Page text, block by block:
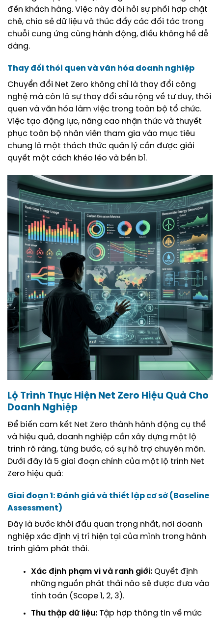
đến khách hàng. Việc này đòi hỏi sự phối hợp chặt
chẽ, chia sẻ dữ liệu và thúc đẩy các đối tác trong
chuỗi cung ứng cùng hành động, điều không hề dễ
dàng.
Thay đổi thói quen và văn hóa doanh nghiệp
Chuyển đổi Net Zero không chỉ là thay đổi công
nghệ mà còn là sự thay đổi sâu rộng về tư duy, thói
quen và văn hóa làm việc trong toàn bộ tổ chức.
Việc tạo động lực, nâng cao nhận thức và thuyết
phục toàn bộ nhân viên tham gia vào mục tiêu
chung là một thách thức quản lý cần được giải
quyết một cách khéo léo và bền bỉ.
Lộ Trình Thực Hiện Net Zero Hiệu Quả Cho
Doanh Nghiệp
Để biến cam kết Net Zero thành hành động cụ thể
và hiệu quả, doanh nghiệp cần xây dựng một lộ
trình rõ ràng, từng bước, có sự hỗ trợ chuyên môn.
Dưới đây là 5 giai đoạn chính của một lộ trình Net
Zero hiệu quả:
Giai đoạn 1: Đánh giá và thiết lập cơ sở (Baseline
Assessment)
Đây là bước khởi đầu quan trọng nhất, nơi doanh
nghiệp xác định vị trí hiện tại của mình trong hành
trình giảm phát thải.
Xác định phạm vi và ranh giới: Quyết định
những nguồn phát thải nào sẽ được đưa vào
tính toán (Scope 1, 2, 3).
Thu thập dữ liệu: Tập hợp thông tin về mức